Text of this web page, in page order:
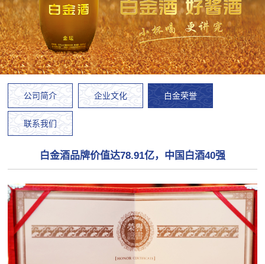
公司简介 企业文化 白金荣誉
联系我们
白金酒品牌价值达78.91亿，中国白酒40强